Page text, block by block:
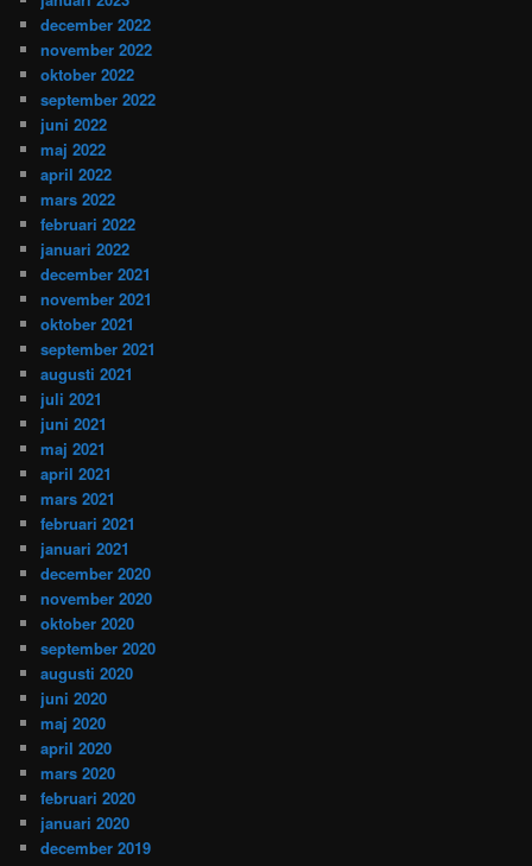
december 2022
november 2022
oktober 2022
september 2022
juni 2022
maj 2022
april 2022
mars 2022
februari 2022
januari 2022
december 2021
november 2021
oktober 2021
september 2021
augusti 2021
juli 2021
juni 2021
maj 2021
april 2021
mars 2021
februari 2021
januari 2021
december 2020
november 2020
oktober 2020
september 2020
augusti 2020
juni 2020
maj 2020
april 2020
mars 2020
februari 2020
januari 2020
december 2019